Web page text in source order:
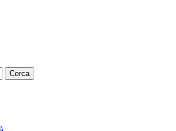
Cerca